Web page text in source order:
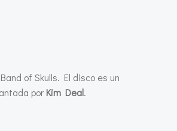
of Skulls. El disco es un
porKim Deal.